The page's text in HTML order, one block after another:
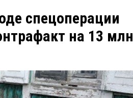
спецоперации
на 13 млн